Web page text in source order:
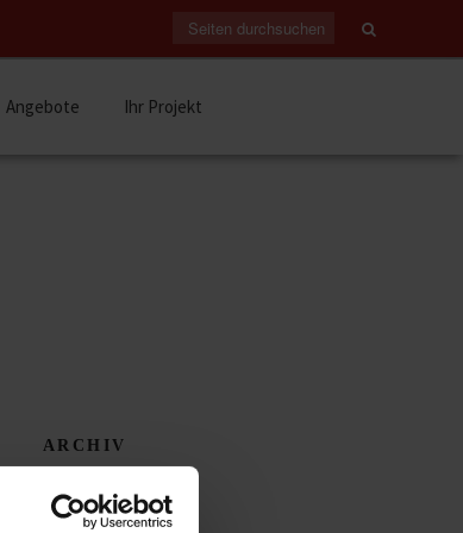
Angebote Ihr Projekt
ARCHIV
April 2026(1)